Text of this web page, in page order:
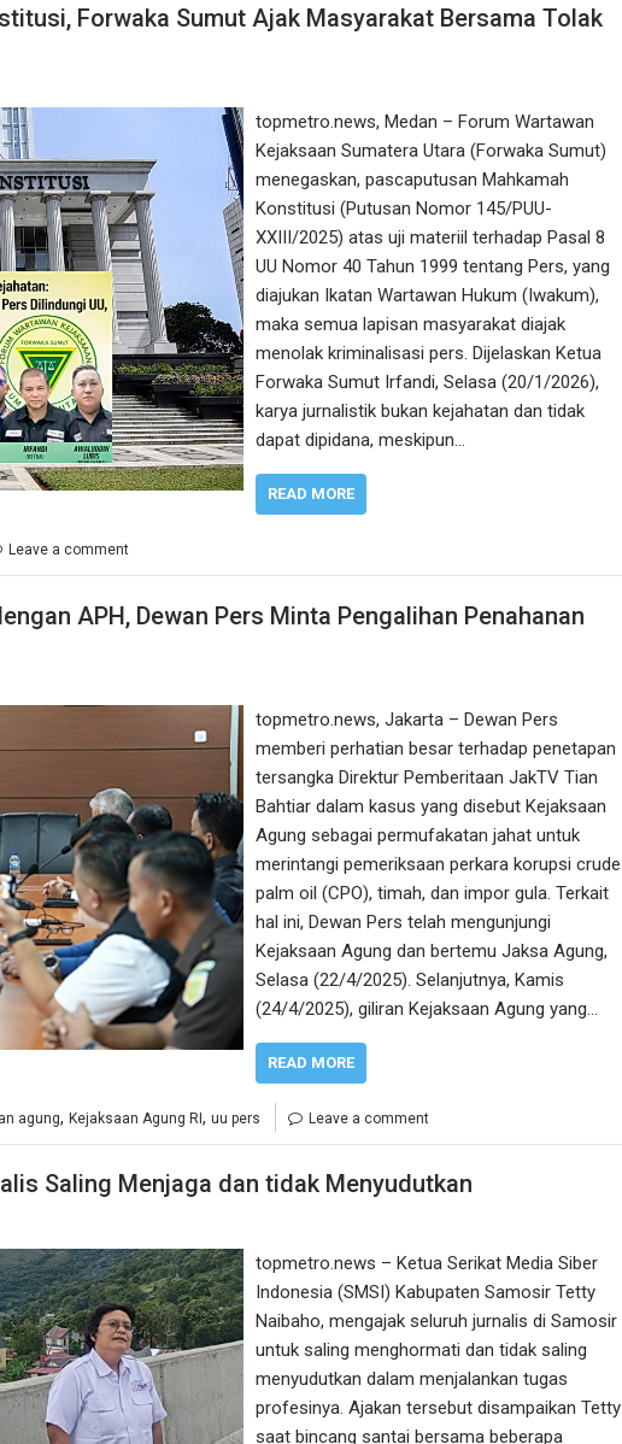
Forwaka Sumut Ajak Masyarakat Bersama Tolak
topmetro.news, Medan – Forum Wartawan
Kejaksaan Sumatera Utara (Forwaka Sumut)
menegaskan, pascaputusan Mahkamah
Konstitusi (Putusan Nomor 145/PUU-
XXIII/2025) atas uji materiil terhadap Pasal 8
UU Nomor 40 Tahun 1999 tentang Pers, yang
diajukan Ikatan Wartawan Hukum (Iwakum),
maka semua lapisan masyarakat diajak
menolak kriminalisasi pers. Dijelaskan Ketua
Forwaka Sumut Irfandi, Selasa (20/1/2026),
karya jurnalistik bukan kejahatan dan tidak
dapat dipidana, meskipun…
READ MORE
Leave a comment
APH, Dewan Pers Minta Pengalihan Penahanan
topmetro.news, Jakarta – Dewan Pers
memberi perhatian besar terhadap penetapan
tersangka Direktur Pemberitaan JakTV Tian
Bahtiar dalam kasus yang disebut Kejaksaan
Agung sebagai permufakatan jahat untuk
merintangi pemeriksaan perkara korupsi crude
palm oil (CPO), timah, dan impor gula. Terkait
hal ini, Dewan Pers telah mengunjungi
Kejaksaan Agung dan bertemu Jaksa Agung,
Selasa (22/4/2025). Selanjutnya, Kamis
(24/4/2025), giliran Kejaksaan Agung yang…
READ MORE
agung, Kejaksaan Agung RI, uu pers Leave a comment
Saling Menjaga dan tidak Menyudutkan
topmetro.news – Ketua Serikat Media Siber
Indonesia (SMSI) Kabupaten Samosir Tetty
Naibaho, mengajak seluruh jurnalis di Samosir
untuk saling menghormati dan tidak saling
menyudutkan dalam menjalankan tugas
profesinya. Ajakan tersebut disampaikan Tetty
saat bincang santai bersama beberapa